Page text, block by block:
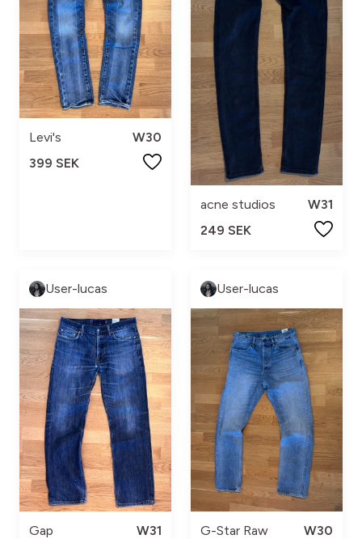
Levi's
W30
399 SEK
acne studios
W31
249 SEK
User-lucas
Gap
W31
User-lucas
G-Star Raw
W30